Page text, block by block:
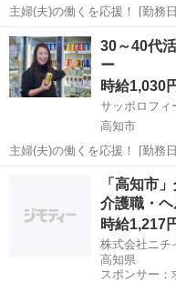
主婦(夫)の働くを応援！ [勤務日数]： 週4日~
09:00~15:00/10:00~16:00/
どから選べます [勤
高知 香美市
30～40代
ー
時給1,030
サッポロフィ
高知市
主婦(夫)の働くを応援！ [勤務日数]： 週4日~
09:00~15:00/10:00~16:00/
どから選べます [勤
営業
「高知市
介護職・
時給1,217
株式会社ニチ
高知県
スポンサー：